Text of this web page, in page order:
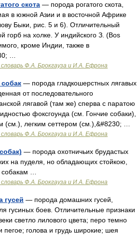
скота — порода рогатого скота,
в южной Азии и в восточной Африке
Быки, рис. 5 и 6). Отличительный
горб на холке. У индийского З. (Bos
кроме Индии, также в
…
Ф.А. Брокгауза и И.А. Ефрона
— порода гладкошерстных лягавых
от последовательного
лягавой (там же) сперва с паратою
фоксгоунда (см. Гончие собаки),
(см.), легким сеттером (см.),&#8230; …
Ф.А. Брокгауза и И.А. Ефрона
— порода охотничьих брудастых
на пуделя, но обладающих стойкою,
…
Ф.А. Брокгауза и И.А. Ефрона
гусей — порода домашних гусей,
гусиных боев. Отличительные признаки
светло лилового цвета; перо темно
пегое; голова и грудь широкие; шея